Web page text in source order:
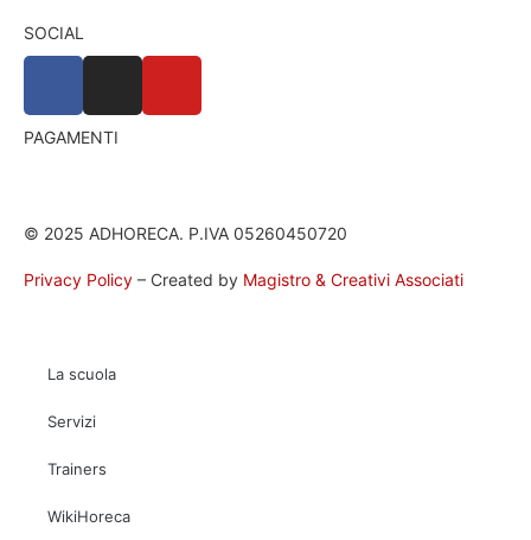
SOCIAL
PAGAMENTI
© 2025 ADHORECA. P.IVA 05260450720
Privacy Policy – Created by Magistro & Creativi Associati
La scuola
Servizi
Trainers
WikiHoreca